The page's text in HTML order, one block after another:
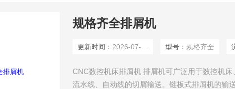
规格齐全排屑机
更新时间： 2026-07-15 型号：规格齐全
CNC数控机床排屑机 排屑机可广泛用于数控机床
流水线、自动线的切屑输送。链板式排屑机的输